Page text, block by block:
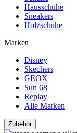
Hausschuhe
Sneakers
Holzschuhe
Marken
Disney
Skechers
GEOX
Sun 68
Replay
Alle Marken
Zubehör